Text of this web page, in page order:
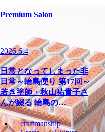
Premium Salon
2026.6.4
日常となってしまった非
日常～輪島便り 第17回～
若き塗師・秋山祐貴子さ
んが綴る 輪島の…
craftmanship